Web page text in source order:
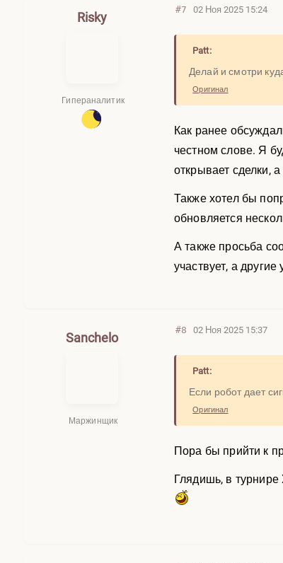
Risky
Risky
Гипераналитик
#7 02 Ноя 2025 15:24
Patt:
Делай и смотри
Оригинал
Как ранее
честном слове. Я
открывает сделки,
Также хотел бы
обновляется
А также просьба
участвует, а
Sanchelo
Маржинщик
#8 02 Ноя 2025 15:37
Patt:
Если робот дает
Оригинал
Пора бы прийти к
Глядишь, в турнире